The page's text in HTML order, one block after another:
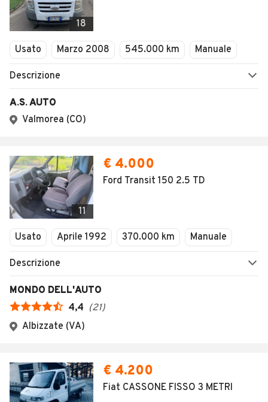
18
Usato Marzo 2008 545.000 km Manuale
Descrizione
A.S. AUTO
Valmorea (CO)
11
€ 4.000
Ford Transit 150 2.5 TD
Usato Aprile 1992 370.000 km Manuale
Descrizione
MONDO DELL'AUTO
4,4 (21)
Albizzate (VA)
€ 4.200
Fiat CASSONE FISSO 3 METRI